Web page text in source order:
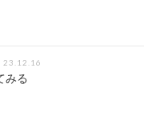
23.12.16
みる